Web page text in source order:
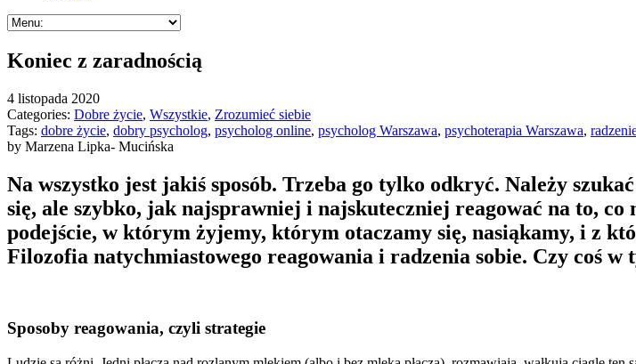
Koniec z zaradnością
4 listopada 2020
Categories: Dobre życie, Wszystkie, Zrozumieć siebie
Tags: dobre życie, dobry psycholog, psycholog online, psycholog Warszawa, psychoterapia Warszawa,
by Marzena Lipka- Mucińska
Na wszystko jest jakiś sposób. Trzeba go tylko odkryć. Należy
się, ale szybko, jak najsprawniej i najskuteczniej reagować na to, co
podejście, w którym żyjemy, którym otaczamy się, nasiąkamy, i z
Filozofia natychmiastowego reagowania i radzenia sobie. Czy coś w
Sposoby reagowania, czyli strategie